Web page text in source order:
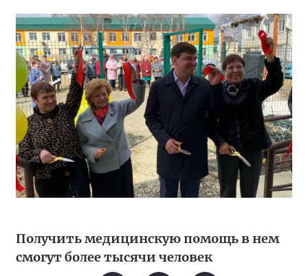
Получить медицинскую помощь в нем
смогут более тысячи человек